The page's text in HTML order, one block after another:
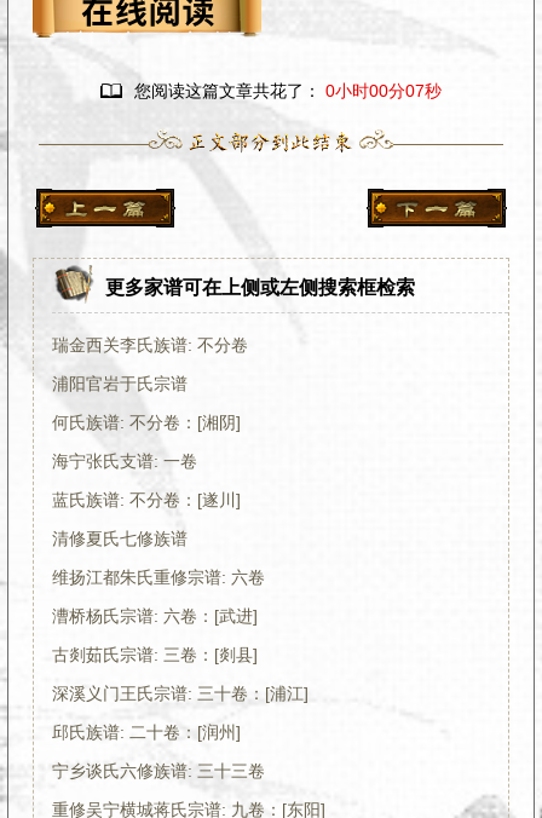
 您阅读这篇文章共花了： 0小时00分07秒
更多家谱可在上侧或左侧搜索框检索
瑞金西关李氏族谱: 不分卷
浦阳官岩于氏宗谱
何氏族谱: 不分卷：[湘阴]
海宁张氏支谱: 一卷
蓝氏族谱: 不分卷：[遂川]
清修夏氏七修族谱
维扬江都朱氏重修宗谱: 六卷
漕桥杨氏宗谱: 六卷：[武进]
古剡茹氏宗谱: 三卷：[剡县]
深溪义门王氏宗谱: 三十卷：[浦江]
邱氏族谱: 二十卷：[润州]
宁乡谈氏六修族谱: 三十三卷
重修吴宁横城蒋氏宗谱: 九卷：[东阳]